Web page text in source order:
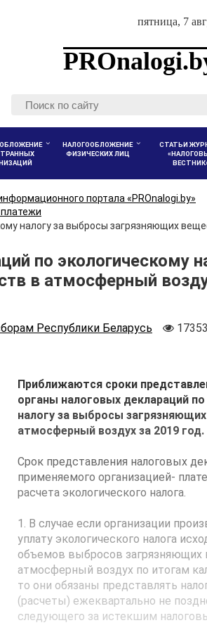
пятница, 7
НАЛОГООБЛОЖЕНИЕ
ФИЗИЧЕСКИХ ЛИЦ
СТАТЬИ
портала «PROnalogi.by»
налогу за выбросы загрязняющих
по экологическому
в атмосферный
Республики Беларусь
17353
Приближаются сроки
органы налоговых деклараций
налогу за выбросы
атмосферный воздух за 2019 год.
Срок представления налоговых
применяемого организацией-
расчета экологического налога.
1. В случае если организации
уплату экологического налога
объемов выбросов загрязняющих
атмосферный воздух по итогам
то они обязаны представлять
(расчеты) ежеквартально не
следующего за истекшим